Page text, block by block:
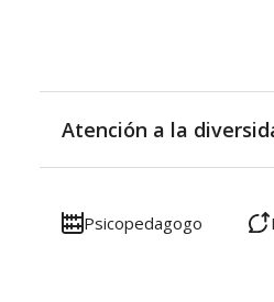
Atención a la
Psicopedagogo